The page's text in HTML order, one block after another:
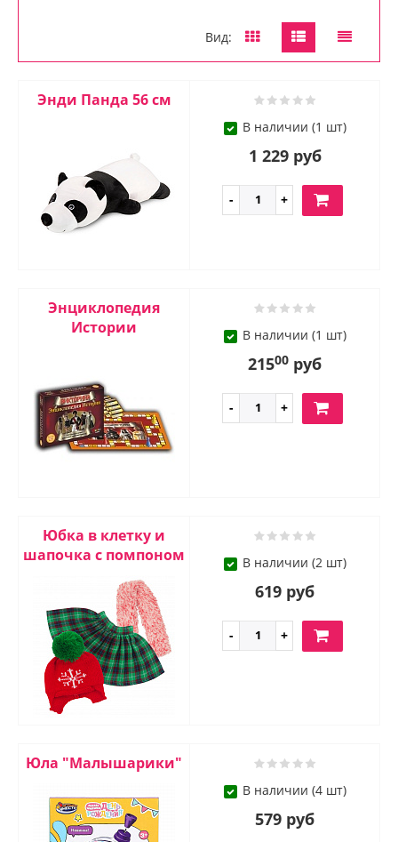
Вид:
Энди Панда 56 см
В наличии (1 шт)
1 229 руб
Энциклопедия
Истории
В наличии (1 шт)
21500 руб
Юбка в клетку и
шапочка с помпоном
В наличии (2 шт)
619 руб
Юла "Малышарики"
В наличии (4 шт)
579 руб